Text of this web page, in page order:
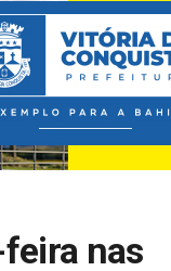
nas